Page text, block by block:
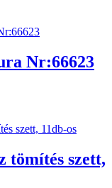
Nr:66623
tömítés szett,